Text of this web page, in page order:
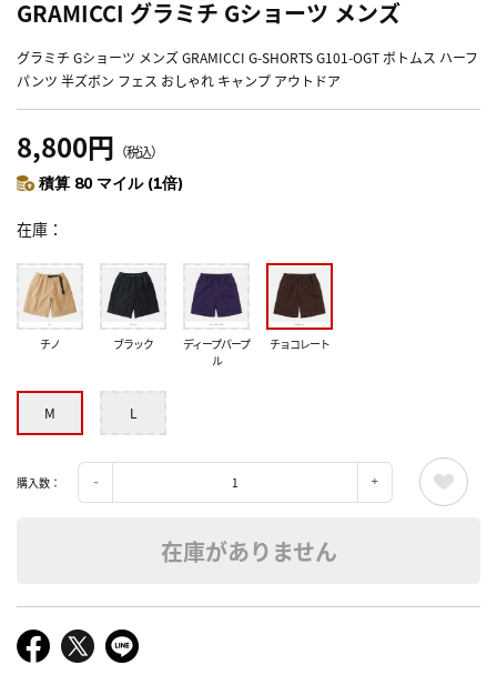
GRAMICCI グラミチ Gショーツ メンズ
グラミチ Gショーツ メンズ GRAMICCI G-SHORTS G101-OGT ボトムス ハーフ
パンツ 半ズボン フェス おしゃれ キャンプ アウトドア
8,800円 （税込）
積算 80 マイル (1倍)
在庫
チノ ブラック
ディープパープ
ル
チョコレート
M L
購入数：
在庫がありません